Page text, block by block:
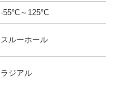
-55°C～125°C
スルーホール
ラジアル